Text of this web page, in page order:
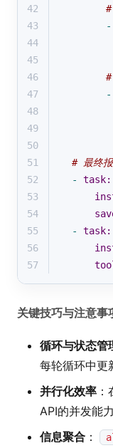
42
43
-
44
45
46
47
-
48
49
50
51
# 最终
52
-
task:
53
54
55
-
task:
56
57
关键技巧与注意事
循环与状态管
每轮循环中更
并行化效率
API的并发能
信息聚合 ：